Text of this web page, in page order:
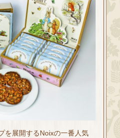
を展開するNoixの一番人気